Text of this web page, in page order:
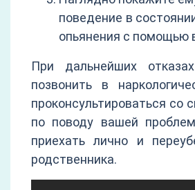
поведение в
опьянения с помощью
При дальнейших
позвонить в
проконсультироваться со
по поводу вашей
приехать лично и
родственника.